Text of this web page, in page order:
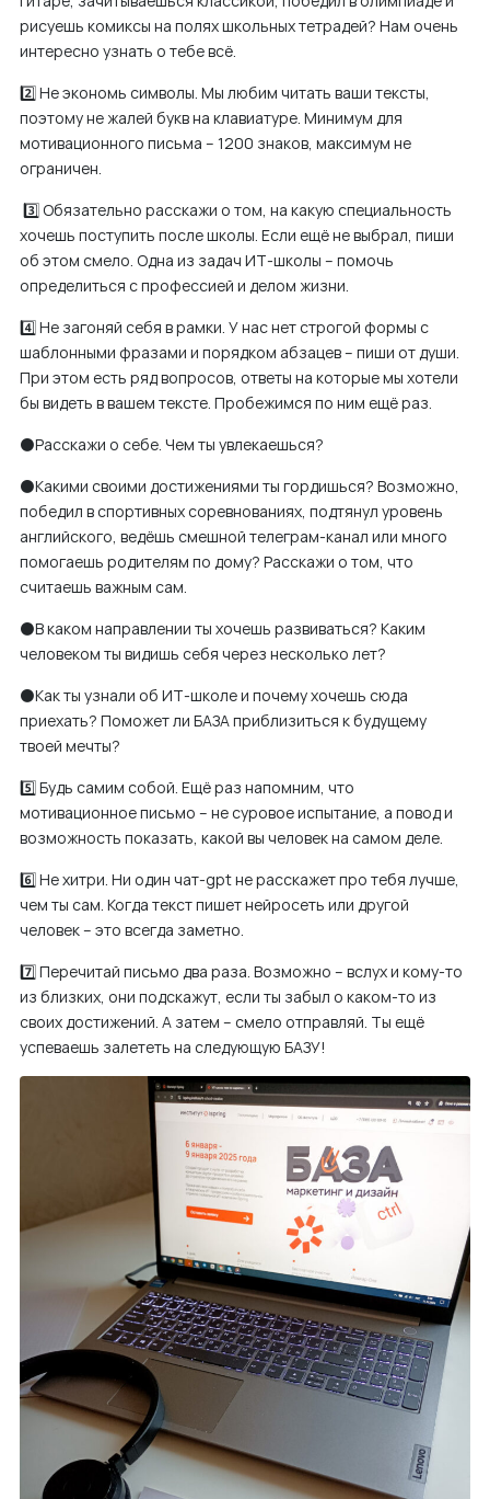
рисуешь комиксы на полях школьных тетрадей? Нам очень
интересно узнать о тебе всё.
2️⃣ Не экономь символы. Мы любим читать ваши тексты,
поэтому не жалей букв на клавиатуре. Минимум для
мотивационного письма – 1200 знаков, максимум не
ограничен.
3️⃣ Обязательно расскажи о том, на какую специальность
хочешь поступить после школы. Если ещё не выбрал, пиши
об этом смело. Одна из задач ИТ-школы – помочь
определиться с профессией и делом жизни.
4️⃣ Не загоняй себя в рамки. У нас нет строгой формы с
шаблонными фразами и порядком абзацев – пиши от души.
При этом есть ряд вопросов, ответы на которые мы хотели
бы видеть в вашем тексте. Пробежимся по ним ещё раз.
⚫️Расскажи о себе. Чем ты увлекаешься?
⚫️Какими своими достижениями ты гордишься? Возможно,
победил в спортивных соревнованиях, подтянул уровень
английского, ведёшь смешной телеграм-канал или много
помогаешь родителям по дому? Расскажи о том, что
считаешь важным сам.
⚫️В каком направлении ты хочешь развиваться? Каким
человеком ты видишь себя через несколько лет?
⚫️Как ты узнали об ИТ-школе и почему хочешь сюда
приехать? Поможет ли БАЗА приблизиться к будущему
твоей мечты?
5️⃣ Будь самим собой. Ещё раз напомним, что
мотивационное письмо – не суровое испытание, а повод и
возможность показать, какой вы человек на самом деле.
6️⃣ Не хитри. Ни один чат-gpt не расскажет про тебя лучше,
чем ты сам. Когда текст пишет нейросеть или другой
человек – это всегда заметно.
7️⃣ Перечитай письмо два раза. Возможно – вслух и кому-то
из близких, они подскажут, если ты забыл о каком-то из
своих достижений. А затем – смело отправляй. Ты ещё
успеваешь залететь на следующую БАЗУ!